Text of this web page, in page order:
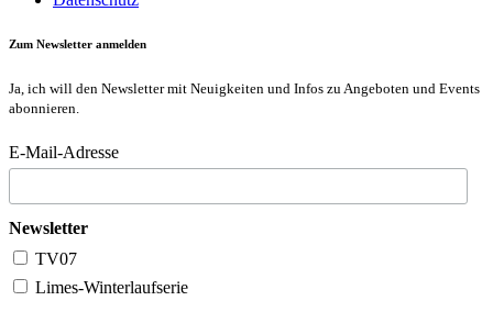
Zum Newsletter anmelden
Ja, ich will den Newsletter mit Neuigkeiten und Infos zu Angeboten und Events
abonnieren.
E-Mail-Adresse
Newsletter
TV07
Limes-Winterlaufserie